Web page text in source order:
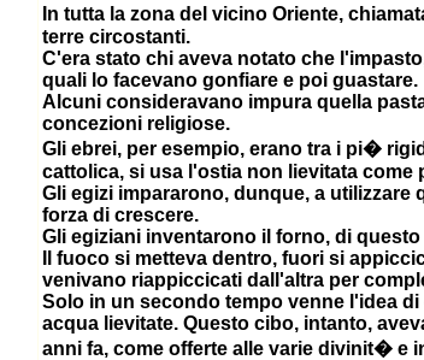
In tutta la zona del vicino Oriente,
terre circostanti.
C'era stato chi aveva notato che
quali lo facevano gonfiare e poi guastare.
Alcuni consideravano impura quella
concezioni religiose.
Gli ebrei, per esempio, erano tra i pi�
cattolica, si usa l'ostia non lievitata come
Gli egizi impararono, dunque, a utilizzare
forza di crescere.
Gli egiziani inventarono il forno, di
Il fuoco si metteva dentro, fuori si
venivano riappiccicati dall'altra per
Solo in un secondo tempo venne l'idea
acqua lievitate. Questo cibo, intanto,
anni fa, come offerte alle varie divinit� e